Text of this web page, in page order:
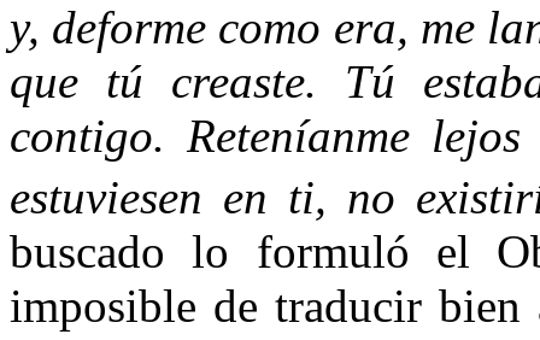
y, deforme como era, me
que tú creaste. Tú
contigo. Reteníanme
estuviesen en ti, no
buscado lo formuló el
imposible de traducir bien